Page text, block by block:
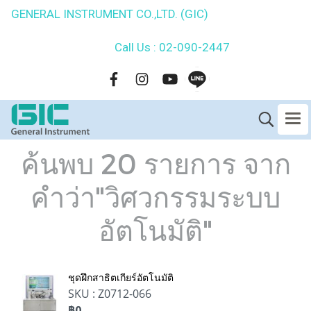
GENERAL INSTRUMENT CO.,LTD. (GIC)
Call Us : 02-090-2447
ค้นพบ 20 รายการ จาก
คำว่า"วิศวกรรมระบบ
อัตโนมัติ"
ชุดฝึกสาธิตเกียร์อัตโนมัติ
SKU : Z0712-066